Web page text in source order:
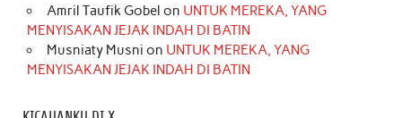
Amril Taufik Gobel on UNTUK MEREKA, YANG
MENYISAKAN JEJAK INDAH DI BATIN
Musniaty Musni on UNTUK MEREKA, YANG
MENYISAKAN JEJAK INDAH DI BATIN